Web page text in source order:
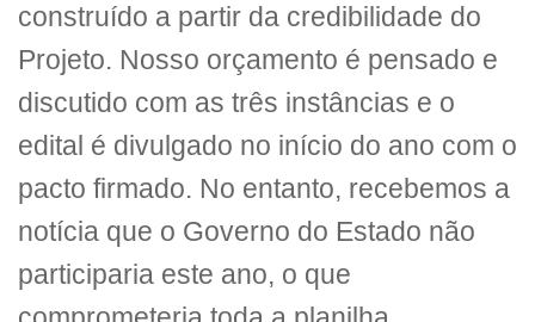
construído a partir da credibilidade do
Projeto. Nosso orçamento é pensado e
discutido com as três instâncias e o
edital é divulgado no início do ano com o
pacto firmado. No entanto, recebemos a
notícia que o Governo do Estado não
participaria este ano, o que